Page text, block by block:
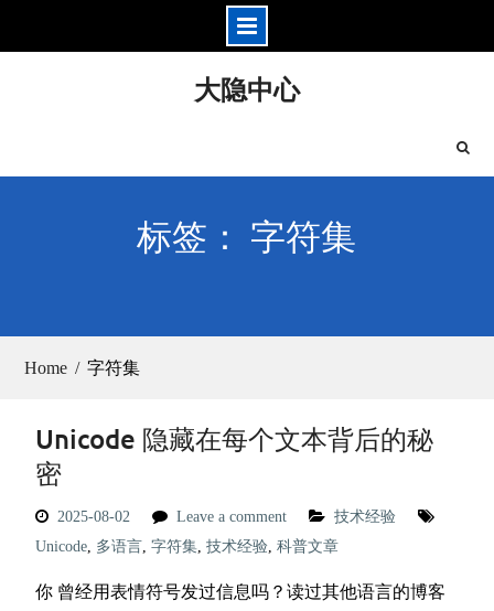
大隐中心
标签： 字符集
Home 字符集
Unicode 隐藏在每个文本背后的秘
密
2025-08-02 Leave a comment
技术经验
Unicode, 多语言, 字符集, 技术经验, 科普文章
你 曾经用表情符号发过信息吗？读过其他语言的博客